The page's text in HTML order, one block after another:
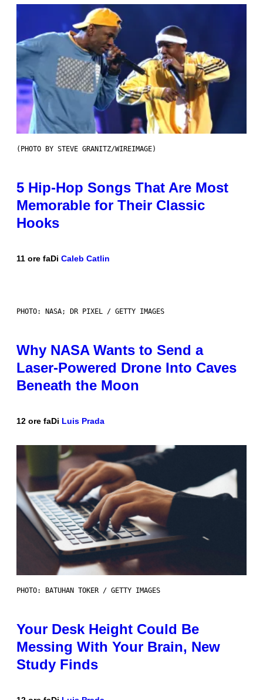
(PHOTO BY STEVE GRANITZ/WIREIMAGE)
5 Hip-Hop Songs That Are Most
Memorable for Their Classic
Hooks
11 ore faDi Caleb Catlin
PHOTO: NASA; DR PIXEL / GETTY IMAGES
Why NASA Wants to Send a
Laser-Powered Drone Into Caves
Beneath the Moon
12 ore faDi Luis Prada
PHOTO: BATUHAN TOKER / GETTY IMAGES
Your Desk Height Could Be
Messing With Your Brain, New
Study Finds